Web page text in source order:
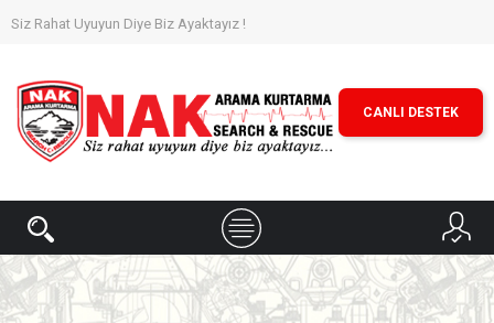
Siz Rahat Uyuyun Diye Biz Ayaktayız !
CANLI DESTEK